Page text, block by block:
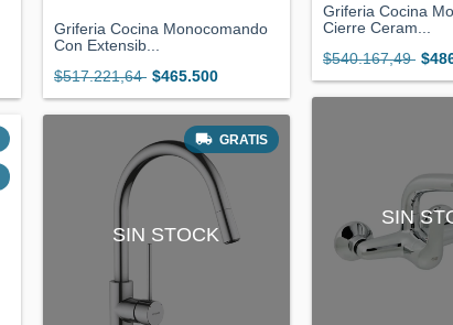
Griferia Cocina Monocomando
Con Extensib...
$517.221,64 $465.500
Griferia Cocina
Cierre Ceram...
$540.167,49
SIN STOCK
GRATIS
SIN